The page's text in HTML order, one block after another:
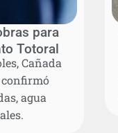
para
Totoral
Cañada
confirmó
agua